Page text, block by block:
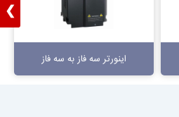
اینورتر سه فاز به سه فاز
❯